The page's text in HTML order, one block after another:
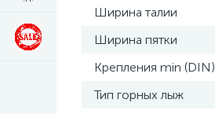
Ширина талии
Ширина пятки
Крепления min (DIN)
Тип горных лыж